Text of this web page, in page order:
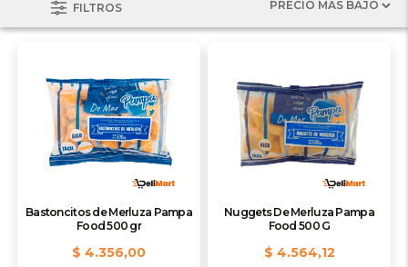
FILTROS
Bastoncitos de Merluza Pampa
Food 500 gr
$ 4.356,00
Nuggets De Merluza Pampa
Food 500 G
$ 4.564,12